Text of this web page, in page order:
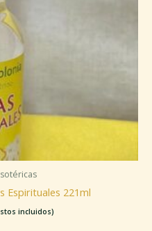
Espirituales 221ml
incluidos)